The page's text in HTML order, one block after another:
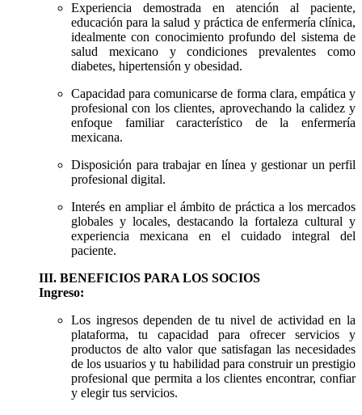
Experiencia demostrada en atención al paciente,
educación para la salud y práctica de enfermería clínica,
idealmente con conocimiento profundo del sistema de
salud mexicano y condiciones prevalentes como
diabetes, hipertensión y obesidad.
Capacidad para comunicarse de forma clara, empática y
profesional con los clientes, aprovechando la calidez y
enfoque familiar característico de la enfermería
mexicana.
Disposición para trabajar en línea y gestionar un perfil
profesional digital.
Interés en ampliar el ámbito de práctica a los mercados
globales y locales, destacando la fortaleza cultural y
experiencia mexicana en el cuidado integral del
paciente.
III. BENEFICIOS PARA LOS SOCIOS
Ingreso:
Los ingresos dependen de tu nivel de actividad en la
plataforma, tu capacidad para ofrecer servicios y
productos de alto valor que satisfagan las necesidades
de los usuarios y tu habilidad para construir un prestigio
profesional que permita a los clientes encontrar, confiar
y elegir tus servicios.